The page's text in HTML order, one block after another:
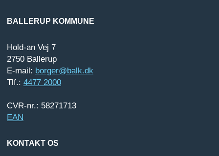
BALLERUP KOMMUNE
Hold-an Vej 7
2750 Ballerup
E-mail: borger@balk.dk
Tlf.: 4477 2000
CVR-nr.: 58271713
EAN
KONTAKT OS